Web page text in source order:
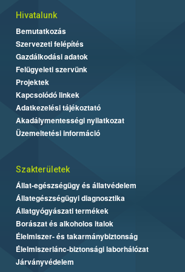
Hivatalunk
Bemutatkozás
Szervezeti felépítés
Gazdálkodási adatok
Felügyeleti szervünk
Projektek
Kapcsolódó linkek
Adatkezelési tájékoztató
Akadálymentességi nyilatkozat
Üzemeltetési információ
Szakterületek
Állat-egészségügy és állatvédelem
Állategészségügyi diagnosztika
Állatgyógyászati termékek
Borászat és alkoholos italok
Élelmiszer- és takarmánybiztonság
Élelmiszerlánc-biztonsági laborhálózat
Járványvédelem